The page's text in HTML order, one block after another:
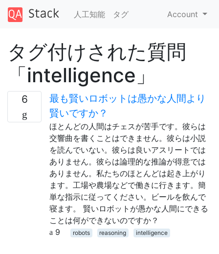
人工知能 タグ Account
タグ付けされた質問
「intelligence」
6
最も賢いロボットは愚かな人間より
賢いですか？
ほとんどの人間はチェスが苦手です。彼らは
交響曲を書くことはできません。彼らは小説
を読んでいない。彼らは良いアスリートでは
ありません。彼らは論理的な推論が得意では
ありません。私たちのほとんどは起き上がり
ます。工場や農場などで働きに行きます。簡
単な指示に従ってください。ビールを飲んで
寝ます。 賢いロボットが愚かな人間にできる
ことは何ができないのですか？
9
robots reasoning intelligence